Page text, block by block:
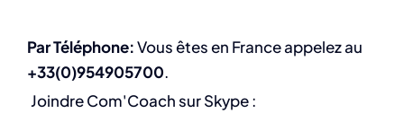
Par Téléphone:Vous êtes en France appelez au
+33(0)954905700.
Joindre Com'Coach sur Skype :